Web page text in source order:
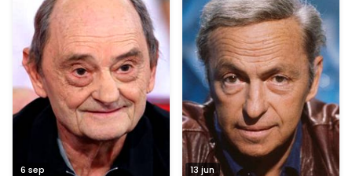
6 sep 13 jun